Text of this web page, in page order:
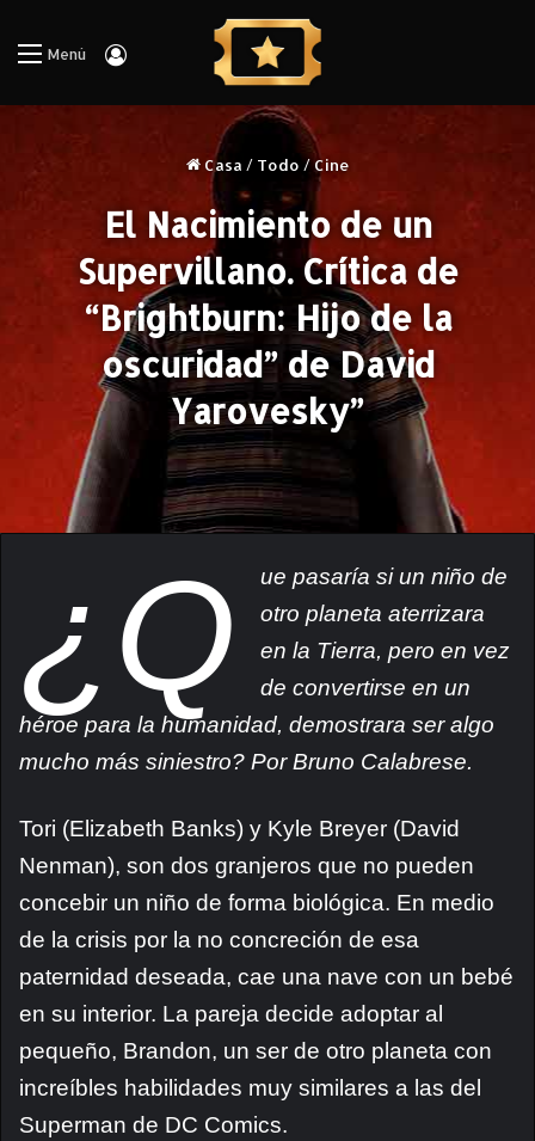
Menú Iniciar Sesión
Casa / Todo /Cine
El Nacimiento de un
Supervillano. Crítica de
“Brightburn: Hijo de la
oscuridad” de David
Yarovesky”
¿Q
ue pasaría si un niño de
otro planeta aterrizara
en la Tierra, pero en vez
de convertirse en un
héroe para la humanidad, demostrara ser algo
mucho más siniestro? Por Bruno Calabrese.
Tori (Elizabeth Banks) y Kyle Breyer (David
Nenman), son dos granjeros que no pueden
concebir un niño de forma biológica. En medio
de la crisis por la no concreción de esa
paternidad deseada, cae una nave con un bebé
en su interior. La pareja decide adoptar al
pequeño, Brandon, un ser de otro planeta con
increíbles habilidades muy similares a las del
Superman de DC Comics.